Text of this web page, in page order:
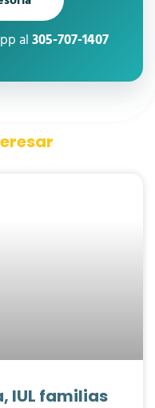
al 305-707-1407
IUL familias